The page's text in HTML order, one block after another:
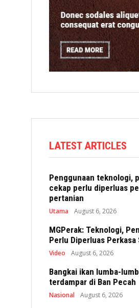
LATEST ARTICLES
Penggunaan teknologi,
cekap perlu diperluas
pertanian
Utama August 6, 2026
MGPerak: Teknologi,
Perlu Diperluas
Video August 6, 2026
Bangkai ikan lumba-
terdampar di Ban Pecah
Nasional August 6, 2026